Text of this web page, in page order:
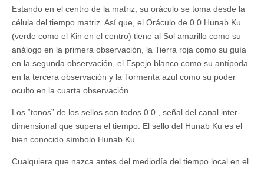
Estando en el centro de la matriz, su oráculo se toma desde la
célula del tiempo matriz. Así que, el Oráculo de 0.0 Hunab Ku
(verde como el Kin en el centro) tiene al Sol amarillo como su
análogo en la primera observación, la Tierra roja como su guía
en la segunda observación, el Espejo blanco como su antípoda
en la tercera observación y la Tormenta azul como su poder
oculto en la cuarta observación.
Los “tonos” de los sellos son todos 0.0., señal del canal inter-
dimensional que supera el tiempo. El sello del Hunab Ku es el
bien conocido símbolo Hunab Ku.
Cualquiera que nazca antes del mediodía del tiempo local en el